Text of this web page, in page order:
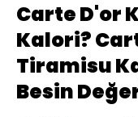
Carte D'or
Kalori?
Tiramisu
Besin